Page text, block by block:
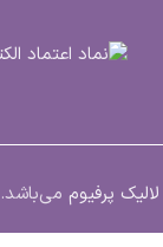
لالیک پرفیوم می‌باشد.